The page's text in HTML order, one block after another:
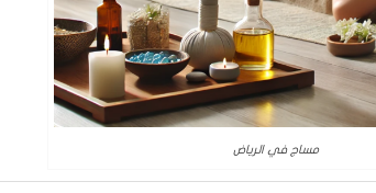
مساج في الرياض